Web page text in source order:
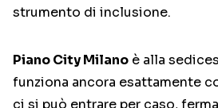
strumento di inclusione.
Piano City Milano è alla
funziona ancora esattamente
ci si può entrare per caso,